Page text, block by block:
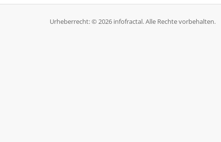
Urheberrecht: © 2026 infofractal. Alle Rechte vorbehalten.